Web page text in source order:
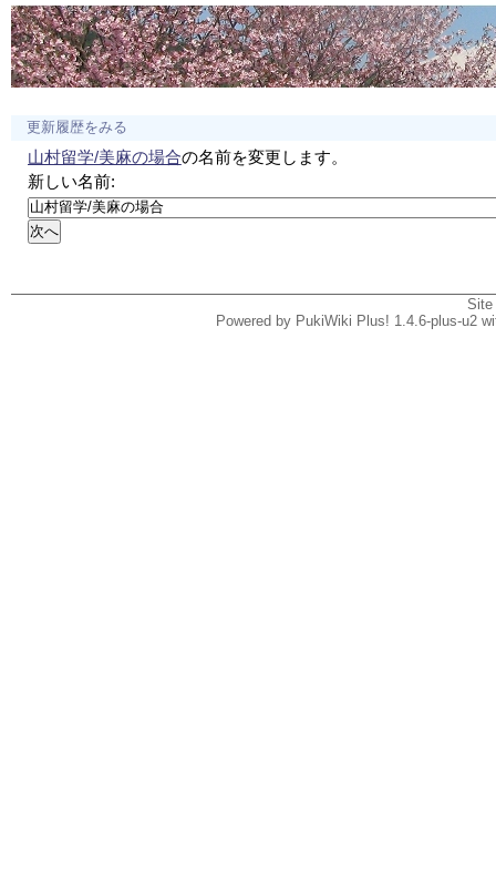
更新履歴をみる
山村留学/美麻の場合の名前を変更します。
新しい名前:
Powered by PukiWiki Plus! 1.4.6-plus-u2